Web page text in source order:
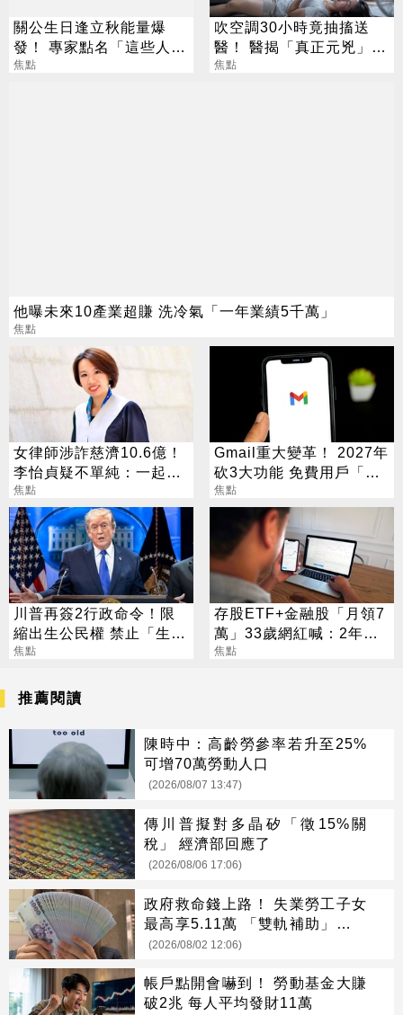
關公生日逢立秋能量爆
發！ 專家點名「這些人」
別亂拜
焦點
吹空調30小時竟抽搐送
醫！ 醫揭「真正元兇」：
不是冷氣
焦點
他曝未來10產業超賺 洗冷氣「一年業績5千萬」
焦點
女律師涉詐慈濟10.6億！
李怡貞疑不單純：一起洗
錢？
焦點
Gmail重大變革！ 2027年
砍3大功能 免費用戶「這
好康」不能用了
焦點
川普再簽2行政命令！限
縮出生公民權 禁止「生育
旅遊」
焦點
存股ETF+金融股「月領7
萬」33歲網紅喊：2年內
要退休
焦點
推薦閱讀
陳時中：高齡勞參率若升至25%
可增70萬勞動人口
(2026/08/07 13:47)
傳川普擬對多晶矽「徵15%關
稅」 經濟部回應了
(2026/08/06 17:06)
政府救命錢上路！ 失業勞工子女
最高享5.11萬 「雙軌補助」一次
看懂
(2026/08/02 12:06)
帳戶點開會嚇到！ 勞動基金大賺
破2兆 每人平均發財11萬